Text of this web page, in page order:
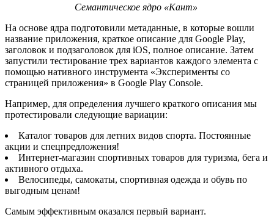
Семантическое ядро «Кант»
На основе ядра подготовили метаданные, в которые вошли
название приложения, краткое описание для Google Play,
заголовок и подзаголовок для iOS, полное описание. Затем
запустили тестирование трех вариантов каждого элемента с
помощью нативного инструмента «Эксперименты со
страницей приложения»‎ в Google Play Console.
Например, для определения лучшего краткого описания мы
протестировали следующие вариации:
Каталог товаров для летних видов спорта. Постоянные
акции и спецпредложения!
Интернет-магазин спортивных товаров для туризма, бега и
активного отдыха.
Велосипеды, самокаты, спортивная одежда и обувь по
выгодным ценам!
Самым эффективным оказался первый вариант.